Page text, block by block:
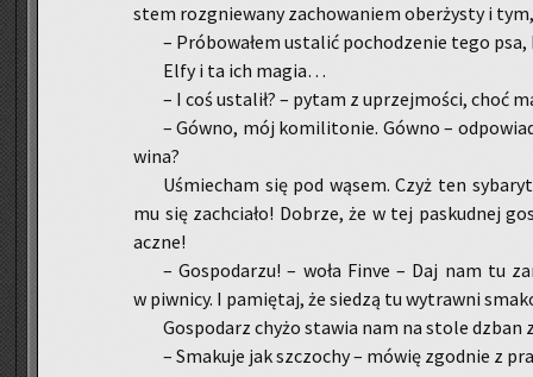
stem roz­gnie­wa­ny za­cho­wa­niem obe­rży­sty i tym,
– Pró­bo­wa­łem usta­lić po­cho­dze­nie tego
Elfy i ta ich magia…
– I coś usta­lił? – pytam z uprzej­mo­ści, choć
– Gówno, mój ko­mi­li­to­nie. Gówno –
wina?
Uśmie­cham się pod wąsem. Czyż ten
mu się za­chcia­ło! Do­brze, że w tej pa­skud­nej
acz­ne!
– Go­spo­da­rzu! – woła Finve – Daj nam tu
w piw­ni­cy. I pa­mię­taj, że sie­dzą tu wy­traw­ni
Go­spo­darz chyżo sta­wia nam na stole dzban
– Sma­ku­je jak szczo­chy – mówię zgod­nie z